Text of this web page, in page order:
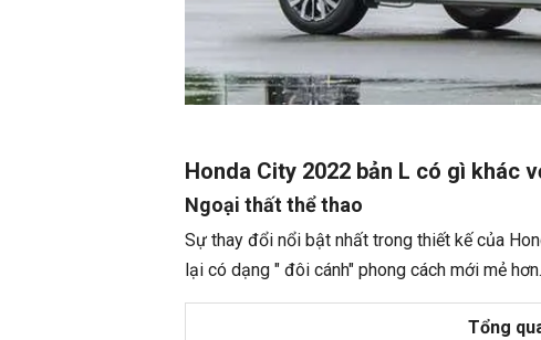
Honda City 2022 bản L có gì khác
Ngoại thất thể thao
Sự thay đổi nổi bật nhất trong thiết kế của
lại có dạng " đôi cánh" phong cách mới mẻ hơn.
Tổng